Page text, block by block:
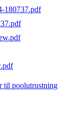
180737.pdf
til poolutrustning